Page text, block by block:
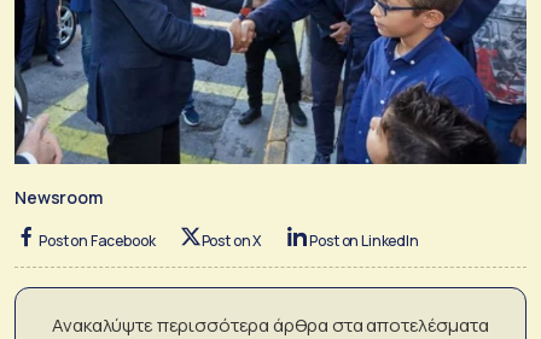
Newsroom
Post on Facebook Post on X Post on LinkedIn
Ανακαλύψτε περισσότερα άρθρα στα αποτελέσματα